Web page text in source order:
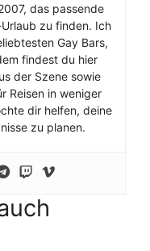
das passende
zu finden. Ich
Gay Bars,
findest du hier
der Szene sowie
Reisen in weniger
dir helfen, deine
zu planen.